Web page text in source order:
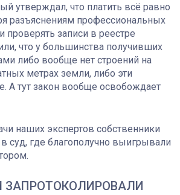
утверждал, что платить всё равно
разъяснениям профессиональных
проверять записи в реестре
что у большинства получивших
либо вообще нет строений на
метрах земли, либо эти
А тут закон вообще освобождает
наших экспертов собственники
суд, где благополучно выигрывали